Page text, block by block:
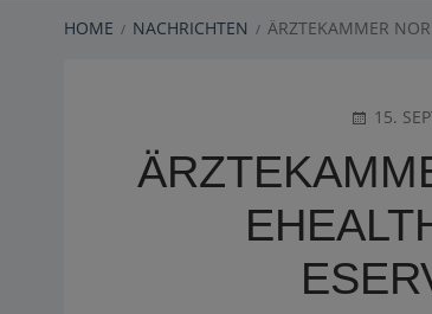
BREADCRUMBS
HOME NACHRICHTEN ÄRZTEKAMMER
POSTED
15.